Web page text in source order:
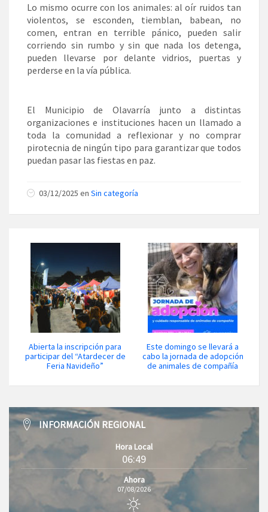
Lo mismo ocurre con los animales: al oír ruidos tan
violentos, se esconden, tiemblan, babean, no
comen, entran en terrible pánico, pueden salir
corriendo sin rumbo y sin que nada los detenga,
pueden llevarse por delante vidrios, puertas y
perderse en la vía pública.
El Municipio de Olavarría junto a distintas
organizaciones e instituciones hacen un llamado a
toda la comunidad a reflexionar y no comprar
pirotecnia de ningún tipo para garantizar que todos
puedan pasar las fiestas en paz.
03/12/2025 en Sin categoría
Abierta la inscripción para
participar del “Atardecer de
Feria Navideño”
Este domingo se llevará a
cabo la jornada de adopción
de animales de compañía
INFORMACIÓN REGIONAL
Hora Local
06:49
Ahora
07/08/2026